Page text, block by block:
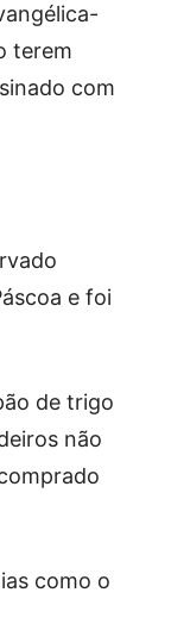
terem
com
e foi
de trigo
não
como o